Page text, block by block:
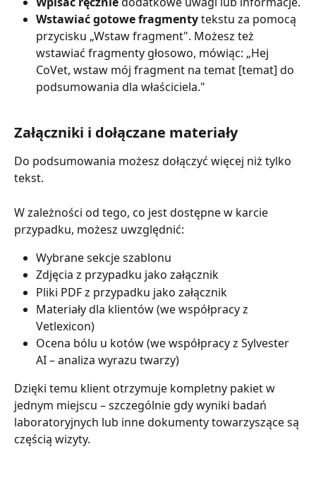
Wstawiać gotowe fragmenty tekstu za pomocą
przycisku „Wstaw fragment". Możesz też
wstawiać fragmenty głosowo, mówiąc: „Hej
CoVet, wstaw mój fragment na temat [temat] do
podsumowania dla właściciela."
Załączniki i dołączane materiały
Do podsumowania możesz dołączyć więcej niż tylko
tekst.
W zależności od tego, co jest dostępne w karcie
przypadku, możesz uwzględnić:
Wybrane sekcje szablonu
Zdjęcia z przypadku jako załącznik
Pliki PDF z przypadku jako załącznik
Materiały dla klientów (we współpracy z
Vetlexicon)
Ocena bólu u kotów (we współpracy z Sylvester
AI – analiza wyrazu twarzy)
Dzięki temu klient otrzymuje kompletny pakiet w
jednym miejscu – szczególnie gdy wyniki badań
laboratoryjnych lub inne dokumenty towarzyszące są
częścią wizyty.